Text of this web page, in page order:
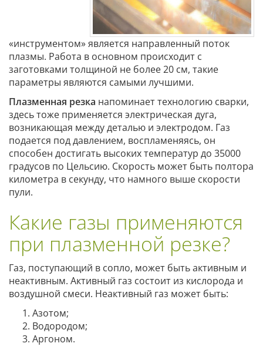
«инструментом» является направленный поток
плазмы. Работа в основном происходит с
заготовками толщиной не более 20 см, такие
параметры являются самыми лучшими.
Плазменная резка напоминает технологию сварки,
здесь тоже применяется электрическая дуга,
возникающая между деталью и электродом. Газ
подается под давлением, воспламеняясь, он
способен достигать высоких температур до 35000
градусов по Цельсию. Скорость может быть полтора
километра в секунду, что намного выше скорости
пули.
Какие газы применяются
при плазменной резке?
Газ, поступающий в сопло, может быть активным и
неактивным. Активный газ состоит из кислорода и
воздушной смеси. Неактивный газ может быть:
Азотом;
Водородом;
Аргоном.